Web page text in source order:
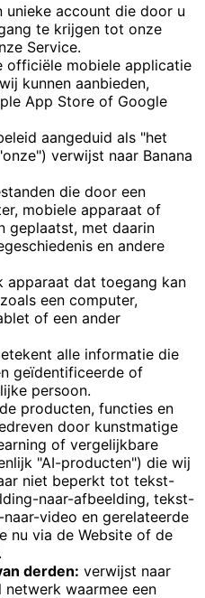
unieke account die door u
te krijgen tot onze
Service.
officiële mobiele applicatie
kunnen aanbieden,
App Store of Google
aangeduid als "het
verwijst naar Banana
die door een
mobiele apparaat of
geplaatst, met daarin
en andere
apparaat dat toegang kan
een computer,
of een ander
alle informatie die
geïdentificeerde of
persoon.
producten, functies en
door kunstmatige
of vergelijkbare
"AI-producten") die wij
niet beperkt tot tekst-
naar-afbeelding, tekst-
video en gerelateerde
nu via de Website of de
derden: verwijst naar
waarmee een